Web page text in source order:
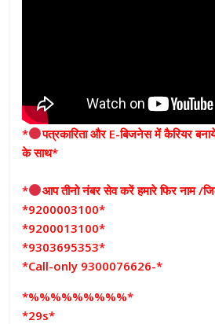
*
पत्रकारिता और E-बिजनेस में कैरियर
के साथ*
*
आप तीनो नंबर सेव करें हमारे फिर नाम /
*9200003100*
*9200013100*
*9303695353*
*Call-only 9300076626-*
*%%%%%%%%%*
*29s*